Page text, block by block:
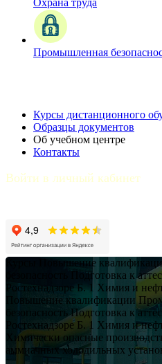
Промышленная
Курсы дистанционного
Образцы документов
Об учебном центре
Контакты
Войти в личный кабинет
Курсы Повышение
Подготовка к
РостехнадзореБ. 1 Химия и
Повышение квалификации
безопасность Подготовка к
Ростехнадзоре Б. 1 Химия и
Химически опасные
аммиачных холодильных